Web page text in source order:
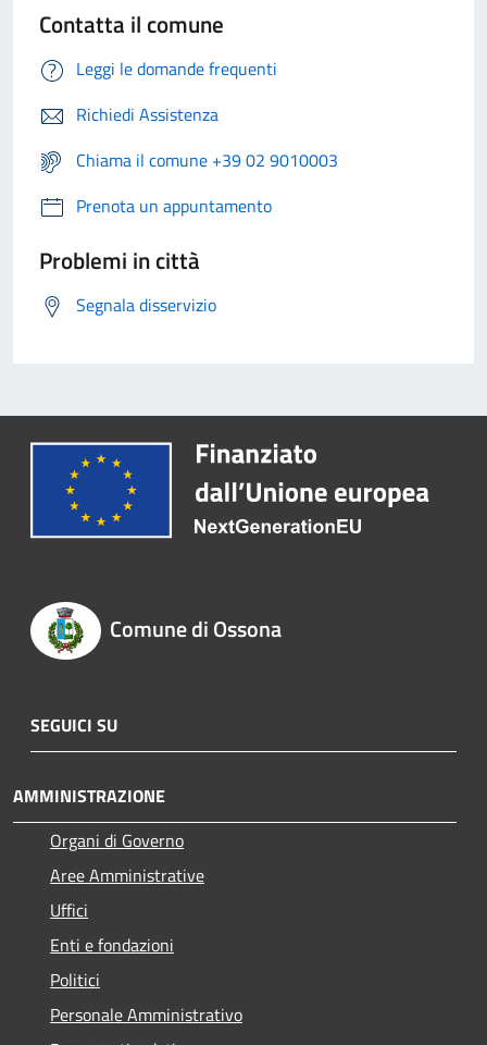
Contatta il comune
Leggi le domande frequenti
Richiedi Assistenza
Chiama il comune +39 02 9010003
Prenota un appuntamento
Problemi in città
Segnala disservizio
Comune di Ossona
SEGUICI SU
AMMINISTRAZIONE
Organi di Governo
Aree Amministrative
Uffici
Enti e fondazioni
Politici
Personale Amministrativo